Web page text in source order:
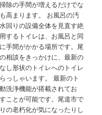
除の手間が増えるだけでな
高まります。 お風呂の汚
回りの設備全体を見直す絶
するトイレは、お風呂と同
手間がかかる場所です。尾
相談をきっかけに、最新の
し形状のトイレへのトイレ
っしゃいます。 最新のト
洗浄機能が搭載されてお
ことが可能です。尾道市で
の老朽化が気になったりし